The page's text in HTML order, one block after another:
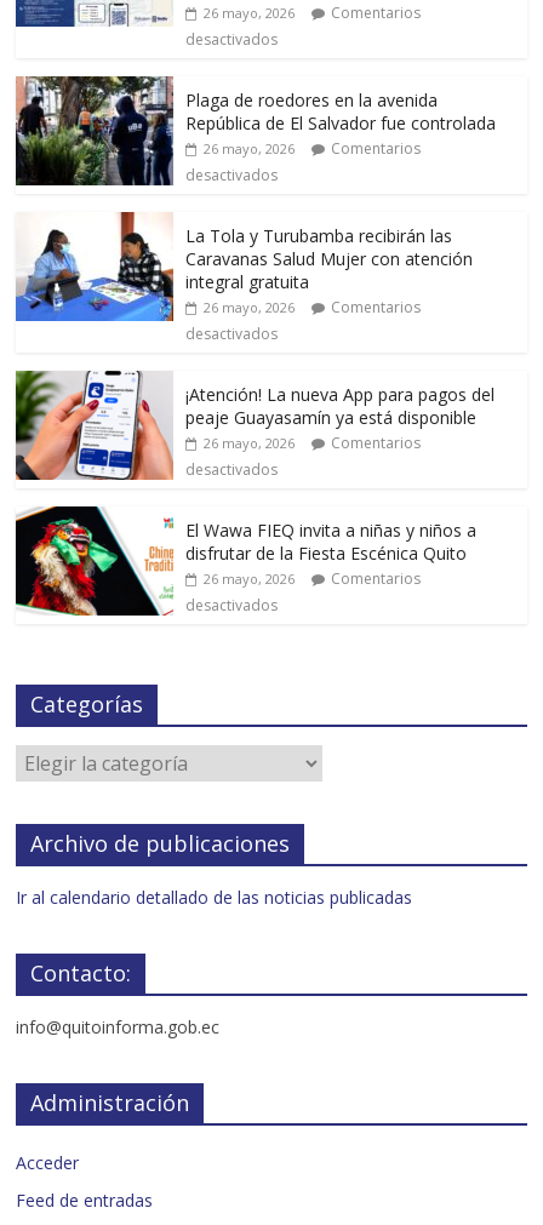
26 mayo, 2026
Comentarios
desactivados
Plaga de roedores en la avenida
República de El Salvador fue controlada
26 mayo, 2026
Comentarios
desactivados
La Tola y Turubamba recibirán las
Caravanas Salud Mujer con atención
integral gratuita
26 mayo, 2026
Comentarios
desactivados
¡Atención! La nueva App para pagos del
peaje Guayasamín ya está disponible
26 mayo, 2026
Comentarios
desactivados
El Wawa FIEQ invita a niñas y niños a
disfrutar de la Fiesta Escénica Quito
26 mayo, 2026
Comentarios
desactivados
Categorías
Archivo de publicaciones
Ir al calendario detallado de las noticias publicadas
Contacto:
info@quitoinforma.gob.ec
Administración
Acceder
Feed de entradas